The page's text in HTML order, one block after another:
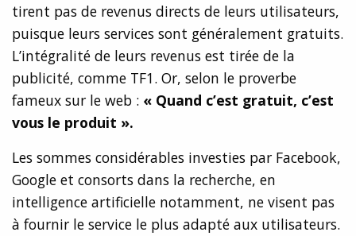
tirent pas de revenus directs de leurs utilisateurs,
puisque leurs services sont généralement gratuits.
L’intégralité de leurs revenus est tirée de la
publicité, comme TF1. Or, selon le proverbe
fameux sur le web : « Quand c’est gratuit, c’est
vous le produit ».
Les sommes considérables investies par Facebook,
Google et consorts dans la recherche, en
intelligence artificielle notamment, ne visent pas
à fournir le service le plus adapté aux utilisateurs.